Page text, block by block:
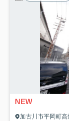
NEW
加古川市平岡町高